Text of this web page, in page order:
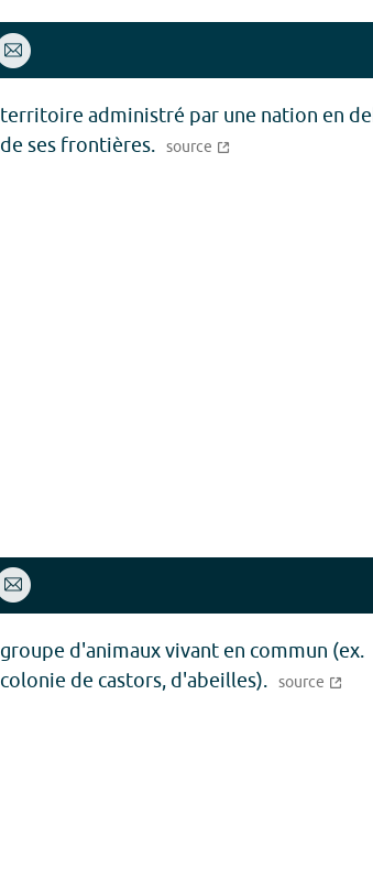
territoire administré par une nation en
de ses frontières. source
groupe d'animaux vivant en commun (ex.
colonie de castors, d'abeilles). source